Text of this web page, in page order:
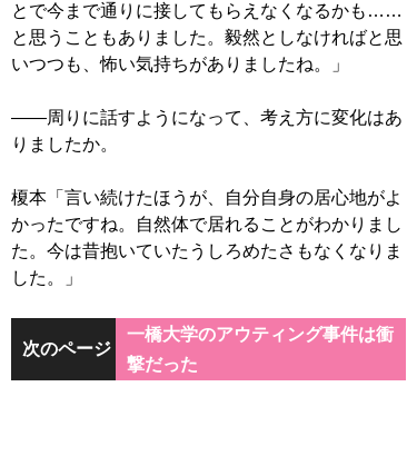
とで今まで通りに接してもらえなくなるかも……
と思うこともありました。毅然としなければと思
いつつも、怖い気持ちがありましたね。」
――周りに話すようになって、考え方に変化はあ
りましたか。
榎本「言い続けたほうが、自分自身の居心地がよ
かったですね。自然体で居れることがわかりまし
た。今は昔抱いていたうしろめたさもなくなりま
した。」
次のページ
一橋大学のアウティング事件は衝
撃だった